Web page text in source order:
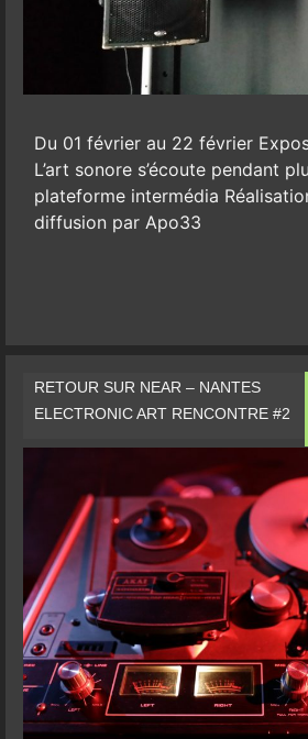
Du 01 février au 22 février
L’art sonore s’écoute pendant
plateforme intermédia
diffusion par Apo33
RETOUR SUR NEAR – NANTES
ELECTRONIC ART RENCONTRE #2